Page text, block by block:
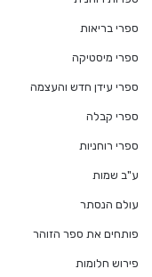
ספרי בריאות
ספרי מיסטיקה
ספרי עידן חדש והעצמה
ספרי קבלה
ספרי רוחניות
ע"ב שמות
עולם הנסתר
פותחים את ספר הזוהר
פירוש חלומות